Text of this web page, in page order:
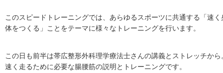
このスピードトレーニングでは、あらゆるスポーツに共通する「速
体をつくる」ことをテーマに様々なトレーニングを行います。
この日も前半は帯広整形外科理学療法士さんの講義とストレッチから
速く走るために必要な腸腰筋の説明とトレーニングです。